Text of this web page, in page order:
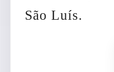
São Luís.